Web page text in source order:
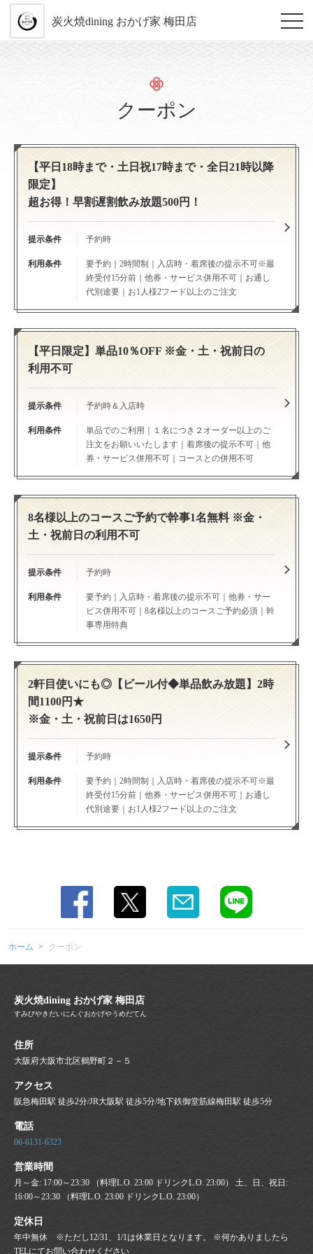
炭火焼dining おかげ家 梅田店
クーポン
【平日18時まで・土日祝17時まで・全日21時以降
限定】
超お得！早割遅割飲み放題500円！
提示条件 予約時
利用条件
要予約｜2時間制｜入店時・着席後の提示不可※最
終受付15分前｜他券・サービス併用不可｜お通し
代別途要｜お1人様2フード以上のご注文
【平日限定】単品10％OFF ※金・土・祝前日の
利用不可
提示条件 予約時＆入店時
利用条件
単品でのご利用｜１名につき２オーダー以上のご
注文をお願いいたします｜着席後の提示不可｜他
券・サービス併用不可｜コースとの併用不可
8名様以上のコースご予約で幹事1名無料 ※金・
土・祝前日の利用不可
提示条件 予約時
利用条件
要予約｜入店時・着席後の提示不可｜他券・サー
ビス併用不可｜8名様以上のコースご予約必須｜幹
事専用特典
2軒目使いにも◎【ビール付◆単品飲み放題】2時
間1100円★
※金・土・祝前日は1650円
提示条件 予約時
利用条件
要予約｜2時間制｜入店時・着席後の提示不可※最
終受付15分前｜他券・サービス併用不可｜お通し
代別途要｜お1人様2フード以上のご注文
ホーム クーポン
炭火焼dining おかげ家 梅田店
すみびやきだいにんぐおかげやうめだてん
住所
大阪府大阪市北区鶴野町２－５
アクセス
阪急梅田駅 徒歩2分/JR大阪駅 徒歩5分/地下鉄御堂筋線梅田駅 徒歩5分
電話
06-6131-6323
営業時間
月～金: 17:00～23:30 （料理L.O. 23:00 ドリンクL.O. 23:00） 土、日、祝日:
16:00～23:30 （料理L.O. 23:00 ドリンクL.O. 23:00）
定休日
年中無休 ※ただし12/31、1/1は休業日となります。 ※何かありましたら
TELにてお問い合わせください
この店舗情報をシェアする
閉じる